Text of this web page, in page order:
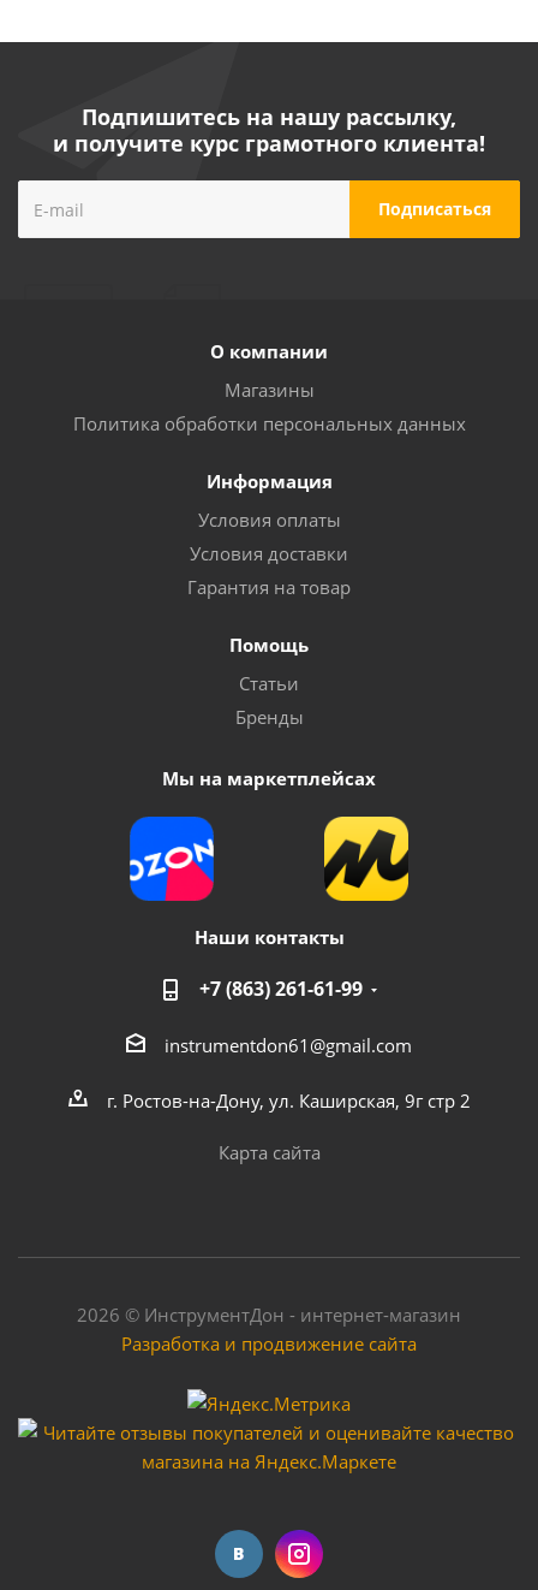
Подпишитесь на нашу рассылку,
и получите курс грамотного клиента!
О компании
Магазины
Политика обработки персональных данных
Информация
Условия оплаты
Условия доставки
Гарантия на товар
Помощь
Статьи
Бренды
Мы на маркетплейсах
Наши контакты
+7 (863) 261-61-99
instrumentdon61@gmail.com
г. Ростов-на-Дону, ул. Каширская, 9г стр 2
Карта сайта
2026 © ИнструментДон - интернет-магазин
Разработка и продвижение сайта